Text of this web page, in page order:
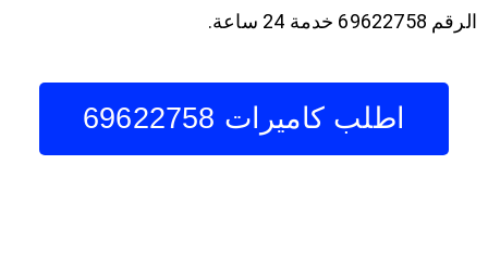
الرقم 69622758 خدمة 24 ساعة.
اطلب كاميرات 69622758